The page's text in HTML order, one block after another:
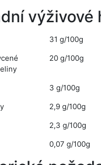
výživové
31 g/100g
20 g/100g
3 g/100g
2,9 g/100g
2,3 g/100g
0,07 g/100g